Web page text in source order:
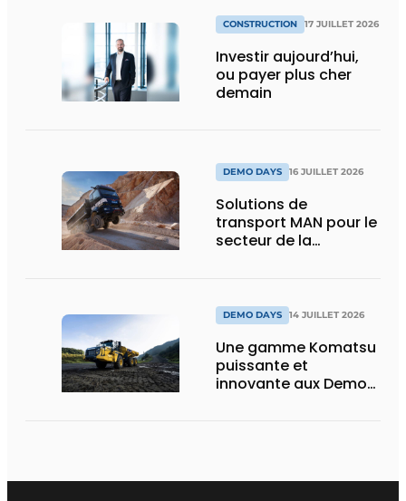
CONSTRUCTION 17 JUILLET 2026
Investir aujourd’hui,
ou payer plus cher
demain
DEMO DAYS 16 JUILLET 2026
Solutions de
transport MAN pour le
secteur de la
DEMO DAYS 14 JUILLET 2026
Une gamme Komatsu
puissante et
innovante aux Demo